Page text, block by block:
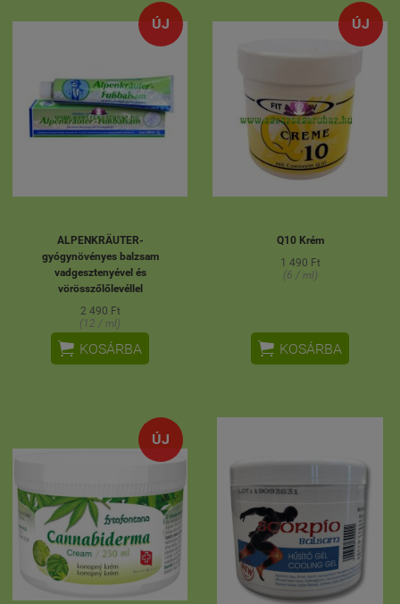
ÚJ
ALPENKRÄUTER-
gyógynövényes balzsam
vadgesztenyével és
vörösszőlőlevéllel
2 490 Ft
(12 / ml)
 KOSÁRBA
ÚJ
Q10 Krém
1 490 Ft
(6 / ml)
 KOSÁRBA
ÚJ